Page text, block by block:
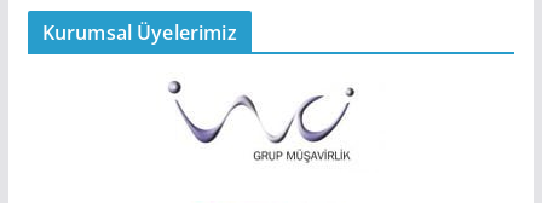
Kurumsal Üyelerimiz